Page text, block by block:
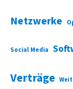
Netzwerke
Social Media
Verträge